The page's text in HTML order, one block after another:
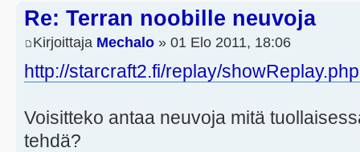
Re: Terran noobille neuvoja
Kirjoittaja Mechalo » 01 Elo 2011, 18:06
http://starcraft2.fi/replay/
Voisitteko antaa neuvoja mitä
tehdä?